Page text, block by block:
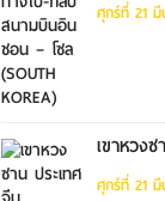
ศุกร์ที่ 21
เขาหวง
ศุกร์ที่ 21